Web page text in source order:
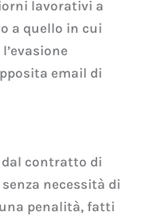
lavorativi a
a quello in cui
email di
dal contratto di
necessità di
penalità, fatti